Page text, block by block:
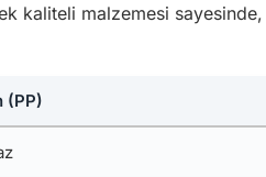
malzemesi
(PP)